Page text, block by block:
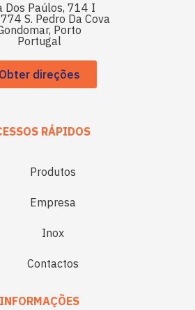
Dos Paúlos, 714 I
S. Pedro Da Cova
Porto
Portugal
Obter direções
RÁPIDOS
Produtos
Empresa
Inox
Contactos
INFORMAÇÕES